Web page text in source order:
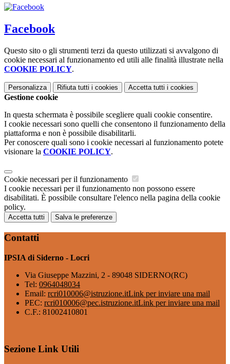
Facebook
Questo sito o gli strumenti terzi da questo utilizzati si avvalgono di
cookie necessari al funzionamento ed utili alle finalità illustrate nella
COOKIE POLICY.
Personalizza Rifiuta tutti i cookies Accetta tutti i cookies
Gestione cookie
In questa schermata è possibile scegliere quali cookie consentire.
I cookie necessari sono quelli che consentono il funzionamento della
piattaforma e non è possibile disabilitarli.
Per conoscere quali sono i cookie necessari al funzionamento potete
visionare la COOKIE POLICY.
Cookie necessari per il funzionamento
I cookie necessari per il funzionamento non possono essere
disabilitati. È possibile consultare l'elenco nella pagina della cookie
policy.
Accetta tutti Salva le preferenze
Contatti
IPSIA di Siderno - Locri
Via Giuseppe Mazzini, 2 - 89048 SIDERNO(RC)
Tel: 0964048034
Email: rcri010006@istruzione.itLink per inviare una mail
PEC: rcri010006@pec.istruzione.itLink per inviare una mail
C.F.: 81002410801
Sezione Link Utili